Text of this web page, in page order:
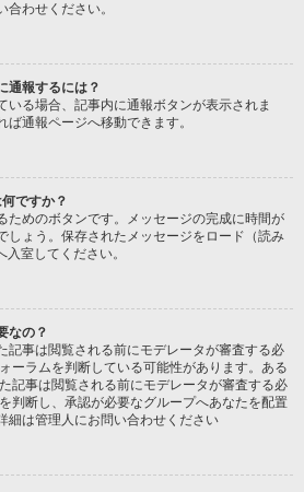
わせください。
通報するには？
いる場合、記事内に通報ボタンが表示されま
通報ページへ移動できます。
ですか？
ためのボタンです。メッセージの完成に時間が
しょう。保存されたメッセージをロード（読み
室してください。
なの？
記事は閲覧される前にモデレータが審査する必
ーラムを判断している可能性があります。ある
記事は閲覧される前にモデレータが審査する必
判断し、承認が必要なグループへあなたを配置
細は管理人にお問い合わせください